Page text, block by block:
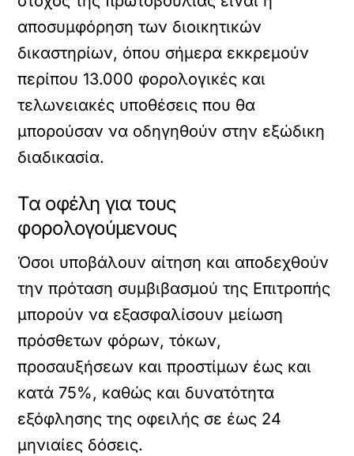
αποσυμφόρηση των διοικητικών
δικαστηρίων, όπου σήμερα εκκρεμούν
περίπου 13.000 φορολογικές και
τελωνειακές υποθέσεις που θα
μπορούσαν να οδηγηθούν στην εξώδικη
διαδικασία.
Τα οφέλη για τους
φορολογούμενους
Όσοι υποβάλουν αίτηση και αποδεχθούν
την πρόταση συμβιβασμού της Επιτροπής
μπορούν να εξασφαλίσουν μείωση
πρόσθετων φόρων, τόκων,
προσαυξήσεων και προστίμων έως και
κατά 75%, καθώς και δυνατότητα
εξόφλησης της οφειλής σε έως 24
μηνιαίες δόσεις.